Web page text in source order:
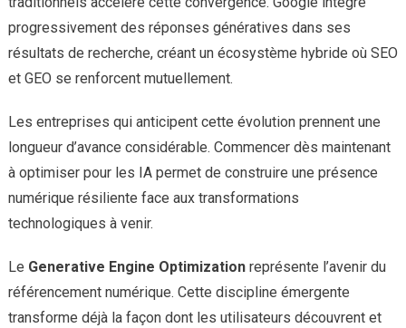
progressivement des réponses génératives dans ses
résultats de recherche, créant un écosystème hybride où SEO
et GEO se renforcent mutuellement.
Les entreprises qui anticipent cette évolution prennent une
longueur d’avance considérable. Commencer dès maintenant
à optimiser pour les IA permet de construire une présence
numérique résiliente face aux transformations
technologiques à venir.
Le Generative Engine Optimizationreprésente l’avenir du
référencement numérique. Cette discipline émergente
transforme déjà la façon dont les utilisateurs découvrent et